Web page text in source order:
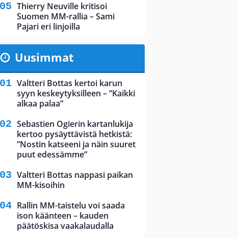
Thierry Neuville kritisoi
Suomen MM-rallia – Sami
Pajari eri linjoilla
Uusimmat
Valtteri Bottas kertoi karun
syyn keskeytyksilleen – ”Kaikki
alkaa palaa”
Sebastien Ogierin kartanlukija
kertoo pysäyttävistä hetkistä:
”Nostin katseeni ja näin suuret
puut edessämme”
Valtteri Bottas nappasi paikan
MM-kisoihin
Rallin MM-taistelu voi saada
ison käänteen – kauden
päätöskisa vaakalaudalla